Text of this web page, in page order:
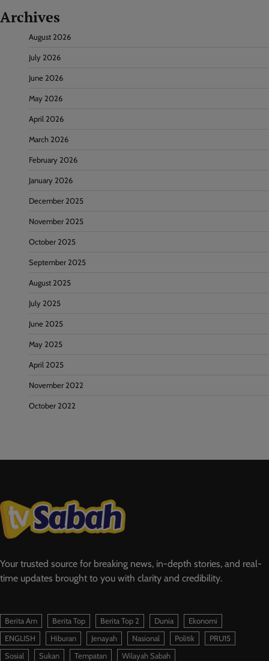
Archives
August 2026
July 2026
June 2026
May 2026
April 2026
March 2026
February 2026
January 2026
December 2025
November 2025
October 2025
September 2025
August 2025
July 2025
June 2025
May 2025
April 2025
November 2022
October 2022
Your trusted source for breaking news, in-depth stories, and real-
time updates brought to you with clarity and credibility.
Berita Am Berita Top Berita Top 2 Dunia
Ekonomi
ENGLISH
Hiburan Jenayah Nasional Politik
PRU15
Sosial
Sukan Tempatan Wilayah Sabah